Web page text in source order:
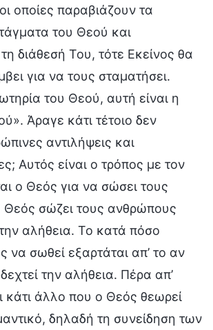
οποίες παραβιάζουν τα
του Θεού και
διάθεσή Του, τότε Εκείνος θα
για να τους σταματήσει.
του Θεού, αυτή είναι η
Άραγε κάτι τέτοιο δεν
αντιλήψεις και
Αυτός είναι ο τρόπος με τον
ο Θεός για να σώσει τους
σώζει τους ανθρώπους
αλήθεια. Το κατά πόσο
να σωθεί εξαρτάται απ’ το αν
την αλήθεια. Πέρα απ’
κάτι άλλο που ο Θεός θεωρεί
δηλαδή τη συνείδηση των